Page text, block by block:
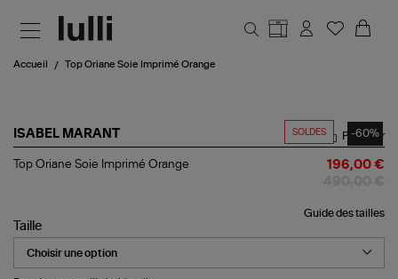
Accueil Top Oriane Soie Imprimé Orange
SOLDES -60%
ISABEL MARANT
Top
Orange
Partager
Top Oriane Soie Imprimé Orange 196,00 €
Guide des tailles
Taille